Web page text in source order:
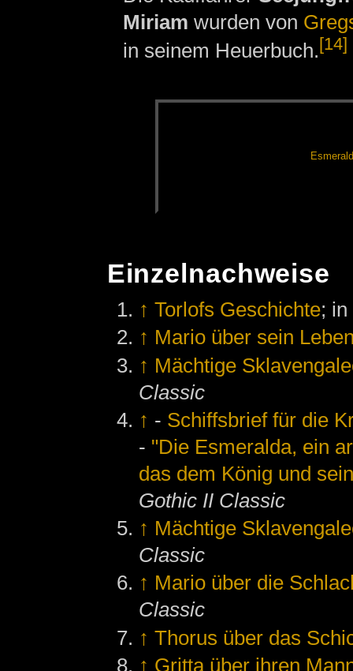
Miriam wurden von
in seinem Heuerbuch.[14]
Einzelnachweise
↑ Torlofs Geschichte; in
↑ Mario über sein
↑ Mächtige
Classic
↑ - Schiffsbrief für die
- "Die Esmeralda, ein
das dem König und
Gothic II Classic
↑ Mächtige
Classic
↑ Mario über die
Classic
↑ Thorus über das
↑ Gritta über ihren